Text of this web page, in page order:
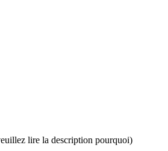
lire la description pourquoi)